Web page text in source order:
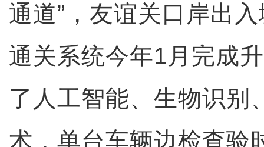
通道”，友谊关口岸出
通关系统今年1月完成
了人工智能、生物识别
术，单台车辆边检查验